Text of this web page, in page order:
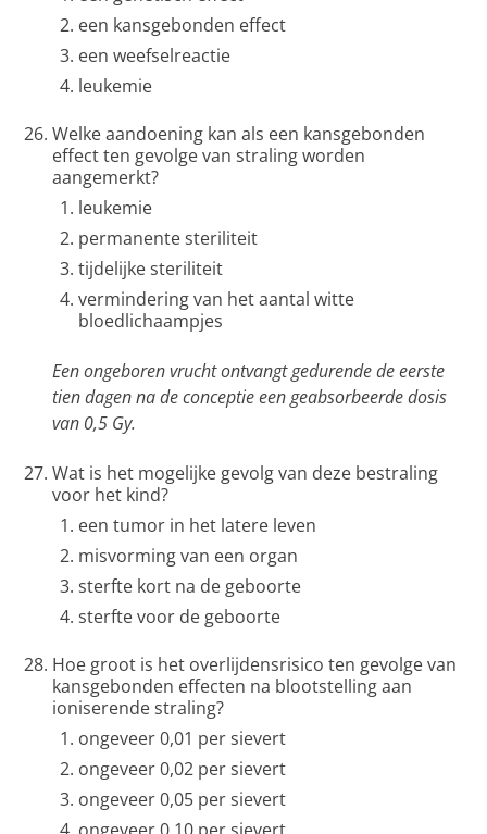
een kansgebonden effect
een weefselreactie
leukemie
Welke aandoening kan als een kansgebonden
effect ten gevolge van straling worden
aangemerkt?
leukemie
permanente steriliteit
tijdelijke steriliteit
vermindering van het aantal witte
bloedlichaampjes
Een ongeboren vrucht ontvangt gedurende de eerste
tien dagen na de conceptie een geabsorbeerde dosis
van 0,5 Gy.
Wat is het mogelijke gevolg van deze bestraling
voor het kind?
een tumor in het latere leven
misvorming van een organ
sterfte kort na de geboorte
sterfte voor de geboorte
Hoe groot is het overlijdensrisico ten gevolge van
kansgebonden effecten na blootstelling aan
ioniserende straling?
ongeveer 0,01 per sievert
ongeveer 0,02 per sievert
ongeveer 0,05 per sievert